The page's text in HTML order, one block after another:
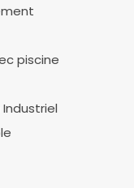
piscine
Industriel